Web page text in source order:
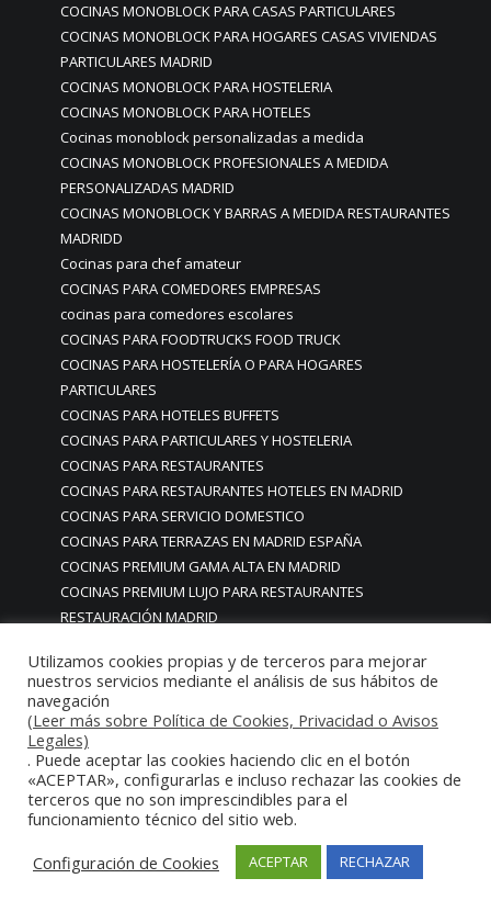
COCINAS MONOBLOCK PARA CASAS PARTICULARES
COCINAS MONOBLOCK PARA HOGARES CASAS VIVIENDAS
PARTICULARES MADRID
COCINAS MONOBLOCK PARA HOSTELERIA
COCINAS MONOBLOCK PARA HOTELES
Cocinas monoblock personalizadas a medida
COCINAS MONOBLOCK PROFESIONALES A MEDIDA
PERSONALIZADAS MADRID
COCINAS MONOBLOCK Y BARRAS A MEDIDA RESTAURANTES
MADRIDD
Cocinas para chef amateur
COCINAS PARA COMEDORES EMPRESAS
cocinas para comedores escolares
COCINAS PARA FOODTRUCKS FOOD TRUCK
COCINAS PARA HOSTELERÍA O PARA HOGARES
PARTICULARES
COCINAS PARA HOTELES BUFFETS
COCINAS PARA PARTICULARES Y HOSTELERIA
COCINAS PARA RESTAURANTES
COCINAS PARA RESTAURANTES HOTELES EN MADRID
COCINAS PARA SERVICIO DOMESTICO
COCINAS PARA TERRAZAS EN MADRID ESPAÑA
COCINAS PREMIUM GAMA ALTA EN MADRID
COCINAS PREMIUM LUJO PARA RESTAURANTES
RESTAURACIÓN MADRID
COCINAS PREMIUM PROFESIONALES MADRID
COCINAS PROFESIONALES
COCINAS PROFESIONALES • MOBILIARIO • ENCIMERAS •
REVESTIMIENTOS • ESTRUCTURAS • ELEMENTOS
DECORATIVOS ACERO INOXIDABLE
COCINAS PROFESIONALES A MEDIDA PERSONALIZADAS PARA
PARTICULARES
COCINAS PROFESIONALES ACERO INOXIDABLE
COCINAS PROFESIONALES HORECA
Utilizamos cookies propias y de terceros para mejorar
nuestros servicios mediante el análisis de sus hábitos de
navegación
(Leer más sobre Política de Cookies, Privacidad o Avisos
Legales)
. Puede aceptar las cookies haciendo clic en el botón
«ACEPTAR», configurarlas e incluso rechazar las cookies de
terceros que no son imprescindibles para el
funcionamiento técnico del sitio web.
Configuración de Cookies
ACEPTAR RECHAZAR